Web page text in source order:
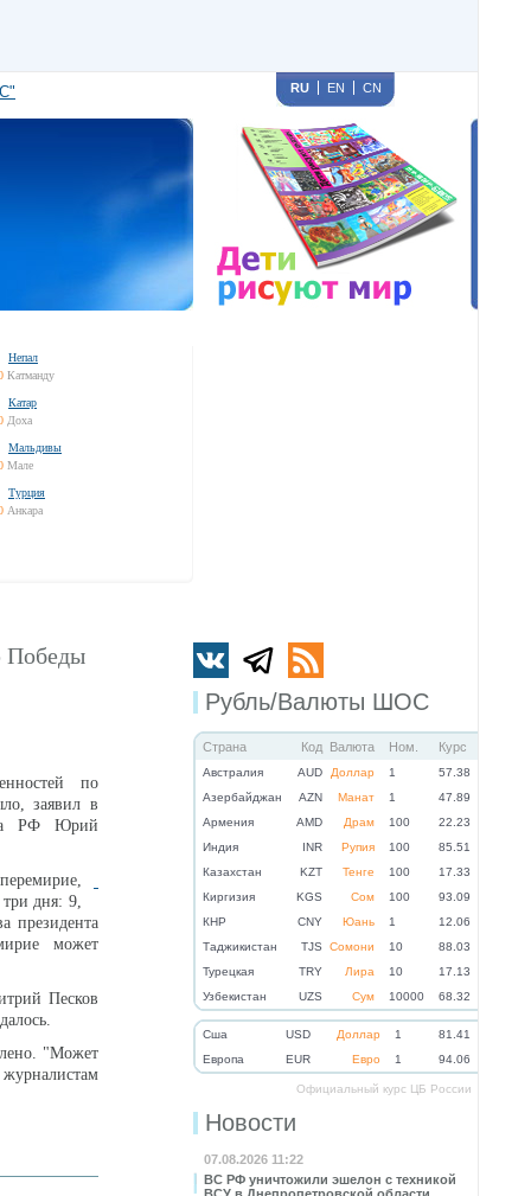
RU EN CN
Непал
Катманду
Катар
Доха
Мальдивы
Мале
Турция
Анкара
Рубль/Валюты ШОС
Страна Код Валюта Ном. Курс
Австралия AUD Доллар 1
57.38
Азербайджан
AZN Манат 1
47.89
Армения
AMD Драм 100
22.23
Индия
INR Рупия 100
85.51
Казахстан
KZT Тенге 100
17.33
Киргизия
KGS Сом 100
93.09
КНР
CNY Юань 1
12.06
Таджикистан
TJS Сомони 10
88.03
Турецкая
TRY Лира 10
17.13
Узбекистан
UZS Сум 10000 68.32
Cша USD Доллар 1
81.41
Eвропа
EUR Евро 1 94.06
Официальный курс ЦБ России
Новости
07.08.2026 11:22
ВС РФ уничтожили эшелон с техникой
Победы
по
заявил в
РФ Юрий
дня: 9,
президента
может
Песков
"Может